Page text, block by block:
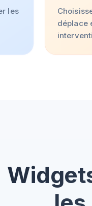
les
déplace